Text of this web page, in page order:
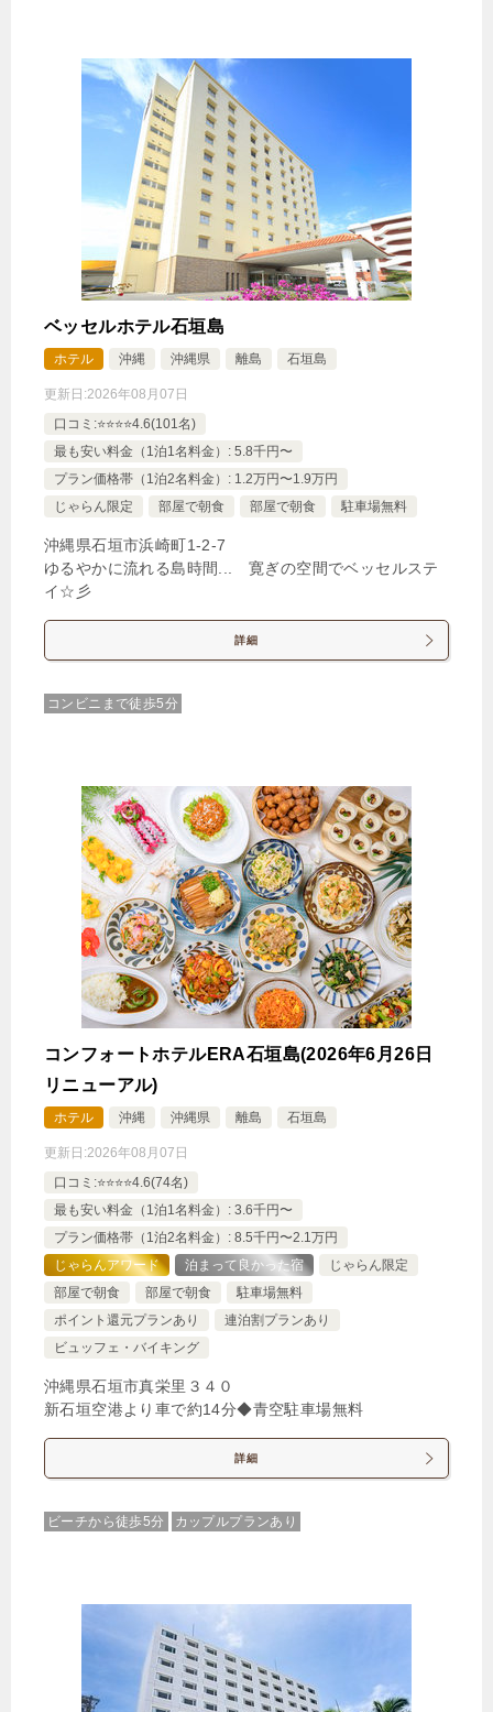
ベッセルホテル石垣島
ホテル 沖縄 沖縄県 離島 石垣島
更新日:2026年08月07日
口コミ:⭐️⭐️⭐️⭐️4.6(101名)
最も安い料金（1泊1名料金）: 5.8千円〜
プラン価格帯（1泊2名料金）: 1.2万円〜1.9万円
じゃらん限定
部屋で朝食 部屋で朝食 駐車場無料
沖縄県石垣市浜崎町1-2-7
ゆるやかに流れる島時間... 寛ぎの空間でベッセルステ
イ☆彡
詳細
コンビニまで徒歩5分
コンフォートホテルERA石垣島(2026年6月26日
リニューアル)
ホテル 沖縄 沖縄県 離島 石垣島
更新日:2026年08月07日
口コミ:⭐️⭐️⭐️⭐️4.6(74名)
最も安い料金（1泊1名料金）: 3.6千円〜
プラン価格帯（1泊2名料金）: 8.5千円〜2.1万円
じゃらんアワード
泊まって良かった宿
じゃらん限定
部屋で朝食
部屋で朝食
駐車場無料
ポイント還元プランあり
連泊割プランあり
ビュッフェ・バイキング
沖縄県石垣市真栄里３４０
新石垣空港より車で約14分◆青空駐車場無料
詳細
ビーチから徒歩5分 カップルプランあり